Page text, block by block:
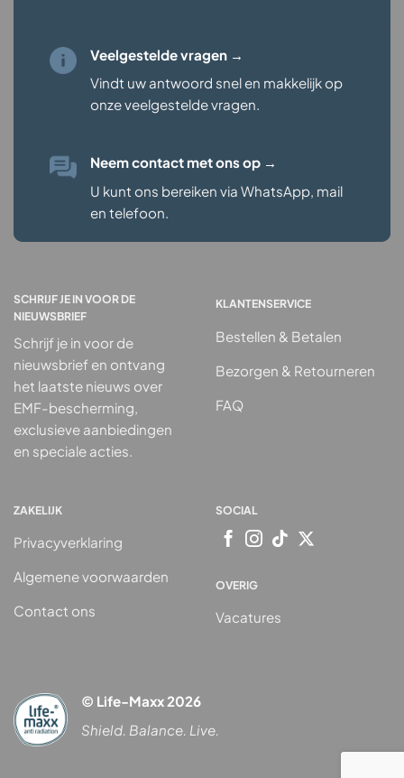
Veelgestelde vragen →
Vindt uw antwoord snel en makkelijk op
onze veelgestelde vragen.
Neem contact met ons op →
U kunt ons bereiken via WhatsApp, mail
en telefoon.
SCHRIJF JE IN VOOR DE
NIEUWSBRIEF
Schrijf je in voor de
nieuwsbrief en ontvang
het laatste nieuws over
EMF-bescherming,
exclusieve aanbiedingen
en speciale acties.
KLANTENSERVICE
Bestellen & Betalen
Bezorgen & Retourneren
FAQ
ZAKELIJK
Privacyverklaring
Algemene voorwaarden
Contact ons
SOCIAL
OVERIG
Vacatures
© Life-Maxx 2026
Shield. Balance. Live.